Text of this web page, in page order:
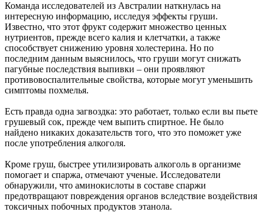
Команда исследователей из Австралии наткнулась на
интересную информацию, исследуя эффекты груши.
Известно, что этот фрукт содержит множество ценных
нутриентов, прежде всего калия и клетчатки, а также
способствует снижению уровня холестерина. Но по
последним данным выяснилось, что груши могут снижать
пагубные последствия выпивки – они проявляют
противовоспалительные свойства, которые могут уменьшить
симптомы похмелья.
Есть правда одна загвоздка: это работает, только если вы пьете
грушевый сок, прежде чем выпить спиртное. Не было
найдено никаких доказательств того, что это поможет уже
после употребления алкоголя.
Кроме груш, быстрее утилизировать алкоголь в организме
помогает и спаржа, отмечают ученые. Исследователи
обнаружили, что аминокислоты в составе спаржи
предотвращают повреждения органов вследствие воздействия
токсичных побочных продуктов этанола.